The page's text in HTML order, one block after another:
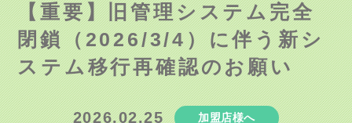
【重要】旧管理システム完全
閉鎖（2026/3/4）に伴う新シ
ステム移行再確認のお願い
2026.02.25 加盟店様へ